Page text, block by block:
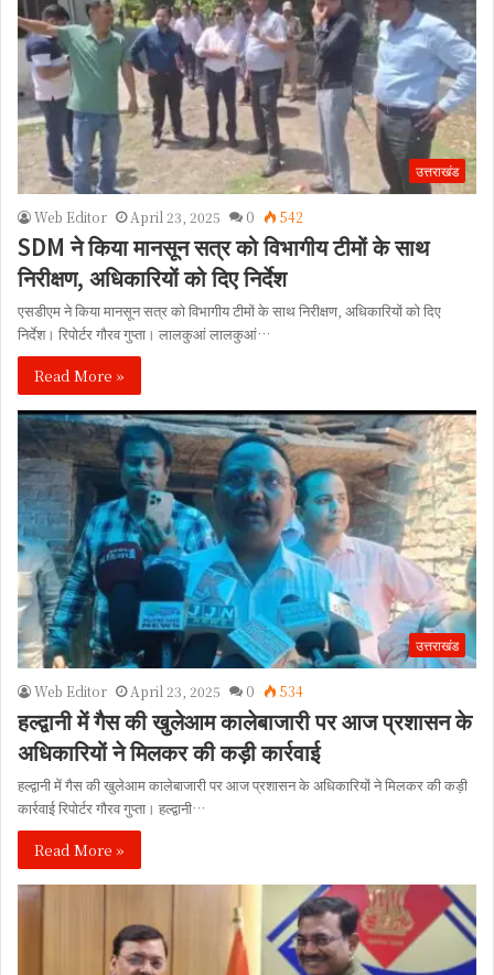
उत्तराखंड
Web Editor April 23, 2025 0 542
SDM ने किया मानसून सत्र को विभागीय टीमों के साथ
निरीक्षण, अधिकारियों को दिए निर्देश
एसडीएम ने किया मानसून सत्र को विभागीय टीमों के साथ निरीक्षण, अधिकारियों को दिए
निर्देश। रिपोर्टर गौरव गुप्ता। लालकुआं लालकुआं…
Read More »
उत्तराखंड
Web Editor April 23, 2025 0 534
हल्द्वानी में गैस की खुलेआम कालेबाजारी पर आज प्रशासन के
अधिकारियों ने मिलकर की कड़ी कार्रवाई
हल्द्वानी में गैस की खुलेआम कालेबाजारी पर आज प्रशासन के अधिकारियों ने मिलकर की कड़ी
कार्रवाई रिपोर्टर गौरव गुप्ता। हल्द्वानी…
Read More »